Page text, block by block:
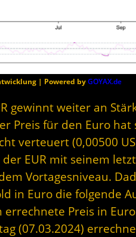
| Powered byGOYAX.de
gewinnt weiter an
Preis für den Euro
verteuert (0,00500
EUR mit seinem
Vortagesniveau.
in Euro die folgende
errechnete Preis in
(07.03.2024)